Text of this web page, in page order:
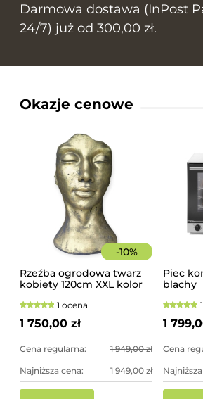
Darmowa dostawa (InPost
24/7) już od 300,00 zł.
Okazje cenowe
-10%
Rzeźba ogrodowa twarz
kobiety 120cm XXL kolor
imponująca dekoracja
ogrodowa
1 ocena
1 750,00 zł
Cena regularna: 1 949,00 zł
Najniższa cena: 1 949,00 zł
Piec
blachy
1
Cena